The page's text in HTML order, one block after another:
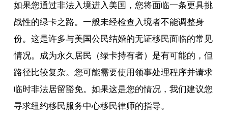
如果您通过非法入境进入美国，您将面临一条更具挑
战性的绿卡之路。一般未经检查入境者不能调整身
份。这是许多与美国公民结婚的无证移民面临的常见
情况。成为永久居民（绿卡持有者）是有可能的，但
路径比较复杂。您可能需要使用领事处理程序并请求
临时非法居留豁免。如果这是您的情况，我们建议您
寻求纽约移民服务中心移民律师的指导。